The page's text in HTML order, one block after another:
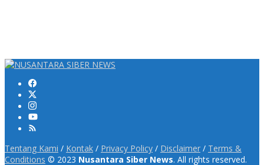
Tentang Kami / Kontak / Privacy Policy / Disclaimer / Terms &
Conditions © 2023 Nusantara Siber News. All rights reserved.